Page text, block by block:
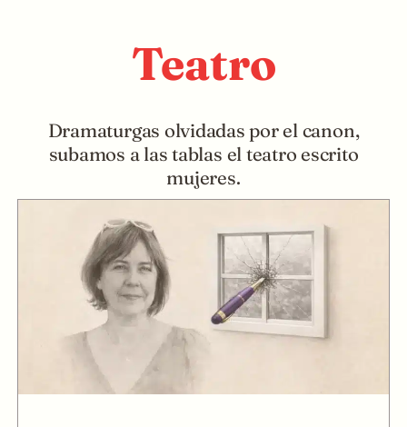
Teatro
Dramaturgas olvidadas por el canon,
subamos a las tablas el teatroescrito
mujeres.